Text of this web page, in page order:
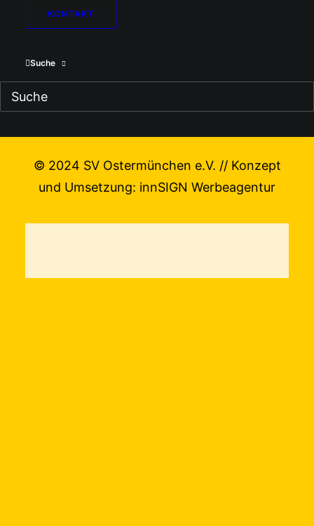
KONTAKT
Suche
© 2024 SV Ostermünchen e.V. // Konzept
und Umsetzung: innSIGN Werbeagentur